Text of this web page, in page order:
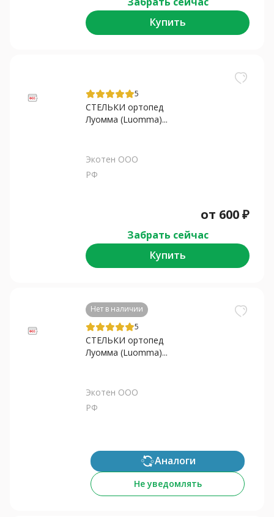
Купить
5
СТЕЛЬКИ ортопед
Луомма (Luomma)...
Экотен ООО
РФ
от 600₽
Забрать сейчас
Купить
Нет в наличии
5
СТЕЛЬКИ ортопед
Луомма (Luomma)...
Экотен ООО
РФ
Аналоги
Не уведомлять